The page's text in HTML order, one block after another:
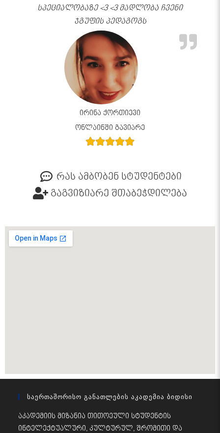
სპეციალობაზე <3 <3 მადლობა ჩვენი
ჯგუფის პედაგოგს
ირინა ქორთიევი
ონლაინში გავიარე
რას ამბობენ სტუდენტები
გაგვიზიარე შთაბეჭდილება
Საერთაშორისო Განათლების Აკადემია Ბიდისი
აკადემიის მიზანია თითოეული სტუდენტის
ინტელექტუალური, კულტურულ, შრომითი და